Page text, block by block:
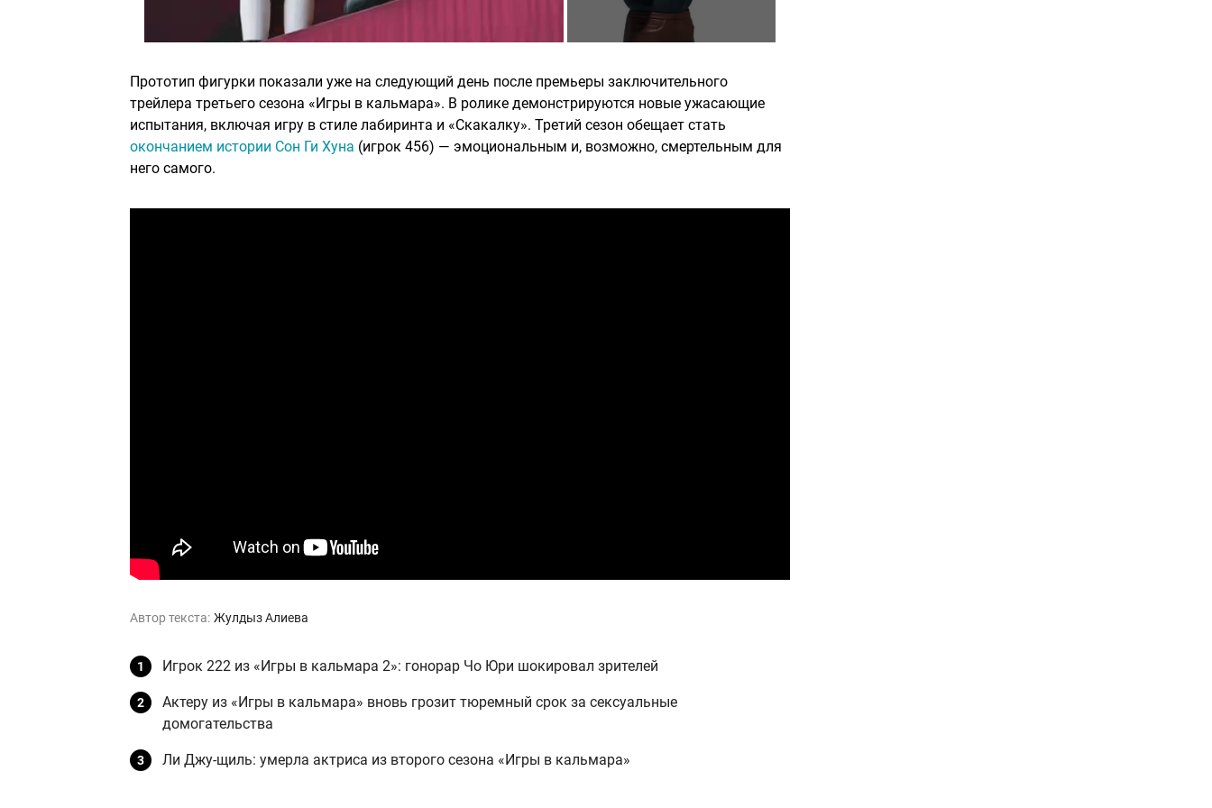
Прототип фигурки показали уже на следующий день после премьеры заключительного
трейлера третьего сезона «Игры в кальмара». В ролике демонстрируются новые ужасающие
испытания, включая игру в стиле лабиринта и «Скакалку». Третий сезон обещает стать
окончанием истории Сон Ги Хуна (игрок 456) — эмоциональным и, возможно, смертельным для
него самого.
Автор текста: Жулдыз Алиева
Игрок 222 из «Игры в кальмара 2»: гонорар Чо Юри шокировал зрителей
Актеру из «Игры в кальмара» вновь грозит тюремный срок за сексуальные
домогательства
Ли Джу-щиль: умерла актриса из второго сезона «Игры в кальмара»